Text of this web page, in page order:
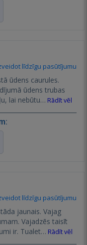
līdzīgu pasūtījumu
ūdens caurules.
ūdens trubas
lai nebūtu… Rādīt vēl
līdzīgu pasūtījumu
jaunais. Vajag
Vajadzēs taisīt
jaunus caurumus grīdā. Grīdas stiprinājumi ir. Tualet… Rādīt vēl